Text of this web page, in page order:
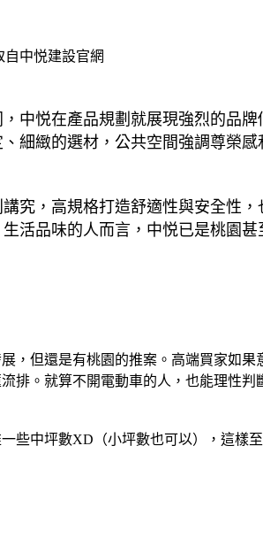
自中悦建設官網
中悦在產品規劃就展現強烈的品
細緻的選材，公共空間強調尊榮
究，高規格打造舒適性與安全性
活品味的人而言，中悦已是桃園甚
，但還是有桃園的推案。高端買家如
排。就算不開電動車的人，也能理性
些中坪數XD（小坪數也可以），這樣